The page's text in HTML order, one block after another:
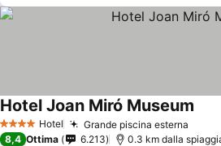
4 Stelle Hotel Grande piscina esterna
Hotel Joan Miró Museum
8,4 Ottima 6.213 0.3 km dalla